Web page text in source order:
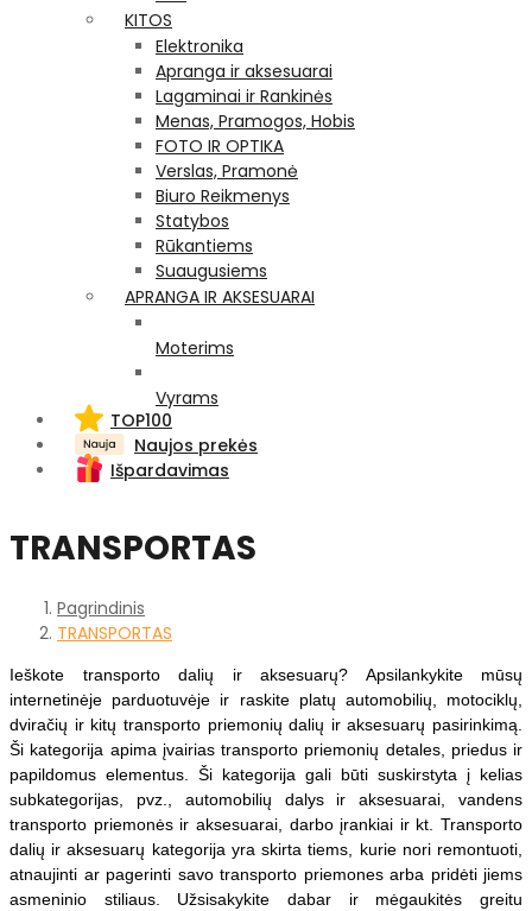
KITOS
Elektronika
Apranga ir aksesuarai
Lagaminai ir Rankinės
Menas, Pramogos, Hobis
FOTO IR OPTIKA
Verslas, Pramonė
Biuro Reikmenys
Statybos
Rūkantiems
Suaugusiems
APRANGA IR AKSESUARAI
Moterims
Vyrams
TOP100
Naujos prekės
Išpardavimas
TRANSPORTAS
Pagrindinis
TRANSPORTAS
Ieškote transporto dalių ir aksesuarų? Apsilankykite mūsų
internetinėje parduotuvėje ir raskite platų automobilių, motociklų,
dviračių ir kitų transporto priemonių dalių ir aksesuarų pasirinkimą.
Ši kategorija apima įvairias transporto priemonių detales, priedus ir
papildomus elementus. Ši kategorija gali būti suskirstyta į kelias
subkategorijas, pvz., automobilių dalys ir aksesuarai, vandens
transporto priemonės ir aksesuarai, darbo įrankiai ir kt. Transporto
dalių ir aksesuarų kategorija yra skirta tiems, kurie nori remontuoti,
atnaujinti ar pagerinti savo transporto priemones arba pridėti jiems
asmeninio stiliaus. Užsisakykite dabar ir mėgaukitės greitu